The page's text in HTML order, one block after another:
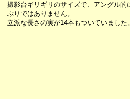
撮影台ギリギリのサイズで、アングル
ぶりではありません。
立派な長さの実が14本もついていました。